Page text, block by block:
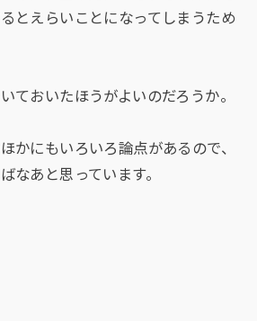
とえらいことになってしまうため
ておいたほうがよいのだろうか。
かにもいろいろ論点があるので、
なあと思っています。